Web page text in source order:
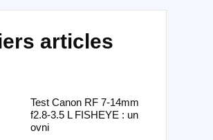
articles
Test Canon RF 7-14mm
f2.8-3.5 L FISHEYE : un
ovni